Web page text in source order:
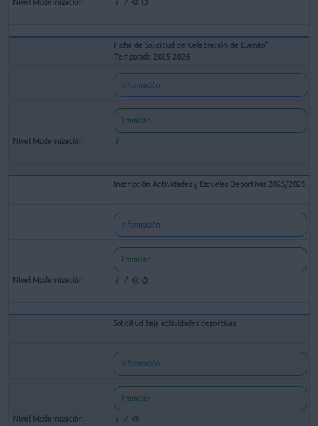
Ficha de Solicitud de Celebración de Evento"
Temporada 2025-2026
Información
Tramitar
Inscripción Actividades y Escuelas Deportivas 2025/2026
Información
Tramitar
Solicitud baja actividades deportivas
Información
Tramitar